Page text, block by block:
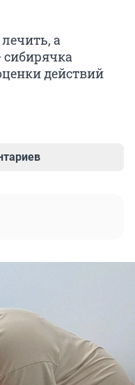
а
сибирячка
действий